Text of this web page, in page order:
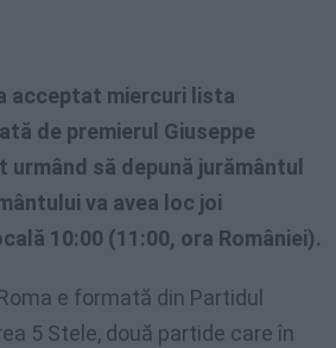
acceptat miercuri lista
de premierul Giuseppe
urmând să depună jurământul
va avea loc joi
10:00 (11:00, ora României).
e formată din Partidul
5 Stele, două partide care în